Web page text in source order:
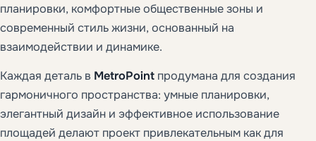
планировки, комфортные общественные зоны и
современный стиль жизни, основанный на
взаимодействии и динамике.
Каждая деталь в MetroPoint продумана для создания
гармоничного пространства: умные планировки,
элегантный дизайн и эффективное использование
площадей делают проект привлекательным как для